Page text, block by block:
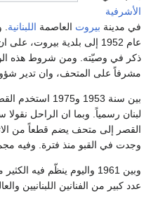
الأشرفية
في مدينة بيروت العاصمة اللبنانية
عام 1952 إلى بلدية بيروت،
ذكر في وصيّته. ومن شروط هذه
مشرفاً على المتحف، وان تدير
بين سنة 1953
لبنان رسمياً. وبما ان الراحل
القصر إلى متحف يضم قطعاً من
وجدت في القبو منذ فترة. وفيه
وبين 1961 واليوم ينظّم فيه
عدد كبير من الفنانين اللبنانيين